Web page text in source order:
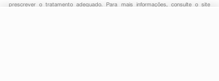
prescrever o tratamento adequado. Para mais informações, consulte o site